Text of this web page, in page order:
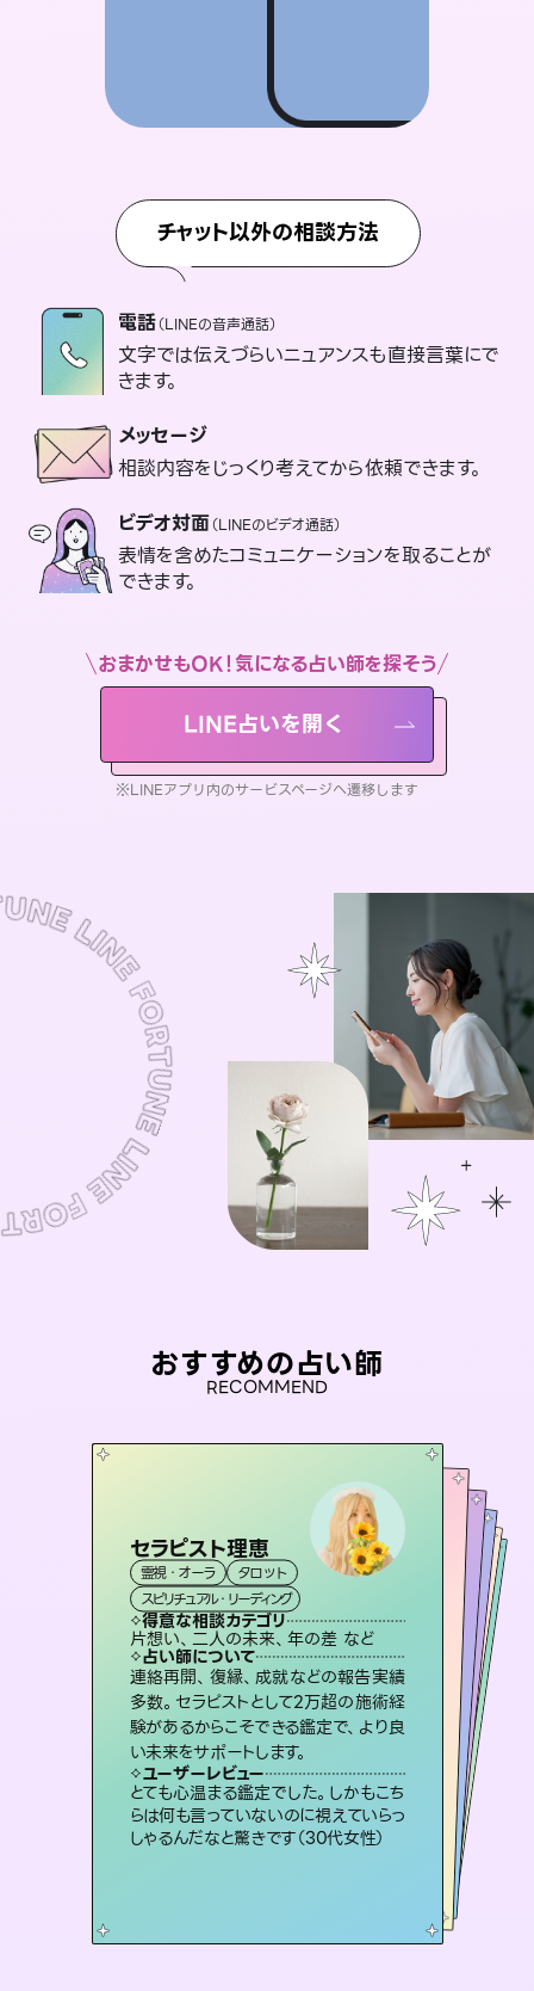
チャット以外の相談方法
電話（LINEの音声通話）
文字では伝えづらいニュアンスも直接言葉にで
きます。
メッセージ
相談内容をじっくり考えてから依頼できます。
ビデオ対面（LINEのビデオ通話）
表情を含めたコミュニケーションを取ることが
できます。
おまかせもOK！気になる占い師を探そう
LINE占いを開く
※LINEアプリ内のサービスページへ遷移します
おすすめの占い師
RECOMMEND
セラピスト理恵
霊視・オーラ
タロット
スピリチュアル・リーディング
得意な相談カテゴリ
片想い、二人の未来、年の差 など
占い師について
連絡再開、復縁、成就などの報告実績
多数。セラピストとして2万超の施術経
験があるからこそできる鑑定で、より良
い未来をサポートします。
ユーザーレビュー
とても心温まる鑑定でした。しかもこち
らは何も言っていないのに視えていらっ
しゃるんだなと驚きです（30代女性）
桃源珠羽（とうげんみう）
霊視・オーラ タロット
スピリチュアル・リーディング
得意な相談カテゴリ
片想い、あの人の気持ち、復縁 など
占い師について
恋愛のお悩みの中でも特に「曖昧な関
係」の相談を得意としており、友達以上
恋人未満なお相手との今後や本音を丁
寧に読み解き恋愛成就へと導きます。
ユーザーレビュー
鑑定していただいてアドバイス通りに行
動すると仲が復活してきました。ありが
とうございました（40代 女性）
アイリス -iris-
西洋占星術 タロット
ルーン
得意な相談カテゴリ
恋愛総合、片想い、二人の未来 など
占い師について
復縁、恋愛、不倫の行方、同性愛や片
思い、仕事関係や借金問題まで知りた
いことや心の負担になっていることを
紐解き、背中をそっと押して導きます。
ユーザーレビュー
安心感のあり、言い切ってくれる所や濁
さない鑑定のおかげで、毎回自分の気
持ちを整えられます（30代 男性）
未来視師＊花
霊視・オーラ
スピリチュアル・リーディング
得意な相談カテゴリ
出逢い、片想い、復縁 など
占い師について
未来には何パターンもの選択肢があります。不安で視えにくくなっているあなたの素敵な未来を見つけ、その未来を選択できるようアドバイスします。
ユーザーレビュー
職場の人の性質や人間関係、本心など
本当によく視えていてびっくり。対策が
打てて前向きになれます（40代）
おう 霊感オラクル
霊視・オーラ
オラクルカード
得意な相談カテゴリ
恋愛総合、あの人の気持ち など
占い師について
霊視×オラクルカードを使って「今」と
「未来」そして「気になるあの人の気持
ち」まで丁寧に読み解き、恋や人生のヒ
ントを優しく引き出します。
ユーザーレビュー
不安な気持ちが嘘みたいに晴れまし
た…！よく視えていらっしゃるんだなと
感じました（40代 女性）
彗望（すいぼう
霊視・オーラ
スピリチュアル・リーディング
得意な相談カテゴリ
片想い、あの人の気持ち、復縁 など
占い師について
3,700年以上の歴史を持つ東洋最古の
占術「易占」で詳細まで占い、幸せへ向
かう道筋を示します。厳しい結果にも具
体的な対策をお伝えします。
ユーザーレビュー
複雑な背景もしっかり聞いて鑑定して
いただけました。気持ちが楽になりまし
た（50代 女性）